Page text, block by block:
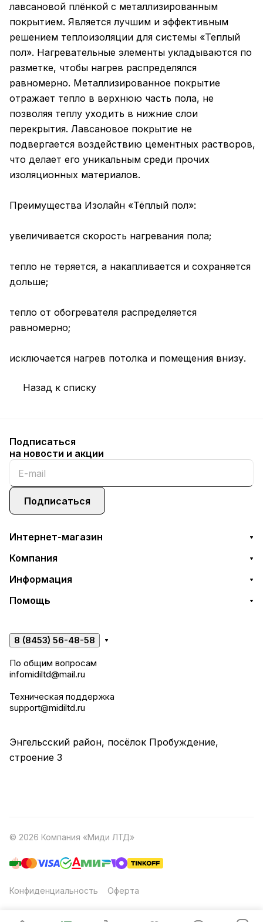
лавсановой плёнкой с металлизированным
покрытием. Является лучшим и эффективным
решением теплоизоляции для системы «Теплый
пол». Нагревательные элементы укладываются по
разметке, чтобы нагрев распределялся
равномерно. Металлизированное покрытие
отражает тепло в верхнюю часть пола, не
позволяя теплу уходить в нижние слои
перекрытия. Лавсановое покрытие не
подвергается воздействию цементных растворов,
что делает его уникальным среди прочих
изоляционных материалов.
Преимущества Изолайн «Тёплый пол»:
увеличивается скорость нагревания пола;
тепло не теряется, а накапливается и сохраняется
дольше;
тепло от обогревателя распределяется
равномерно;
исключается нагрев потолка и помещения внизу.
Назад к списку
Подписаться
на новости и акции
Подписаться
Интернет-магазин
Компания
Информация
Помощь
8 (8453) 56-48-58
По общим вопросам
infomidiltd@mail.ru
Техническая поддержка
support@midiltd.ru
Энгельсский район, посёлок Пробуждение,
строение 3
© 2026 Компания «Миди ЛТД»
Конфиденциальность Оферта